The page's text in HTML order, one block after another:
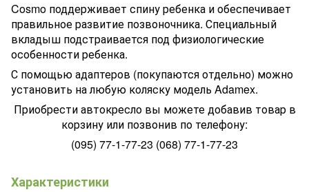
Cosmo поддерживает спину ребенка и обеспечивает
правильное развитие позвоночника. Специальный
вкладыш подстраивается под физиологические
особенности ребенка.
С помощью адаптеров (покупаются отдельно) можно
установить на любую коляску модель Adamex.
Приобрести автокресло вы можете добавив товар в
корзину или позвонив по телефону:
(095) 77-1-77-23 (068) 77-1-77-23
Характеристики